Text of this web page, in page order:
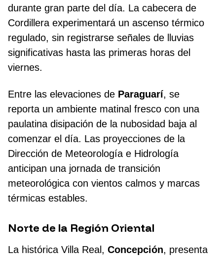
durante gran parte del día. La cabecera de
Cordillera experimentará un ascenso térmico
regulado, sin registrarse señales de lluvias
significativas hasta las primeras horas del
viernes.
Entre las elevaciones de Paraguarí, se
reporta un ambiente matinal fresco con una
paulatina disipación de la nubosidad baja al
comenzar el día. Las proyecciones de la
Dirección de Meteorología e Hidrología
anticipan una jornada de transición
meteorológica con vientos calmos y marcas
térmicas estables.
Norte de la Región Oriental
La histórica Villa Real, Concepción, presenta